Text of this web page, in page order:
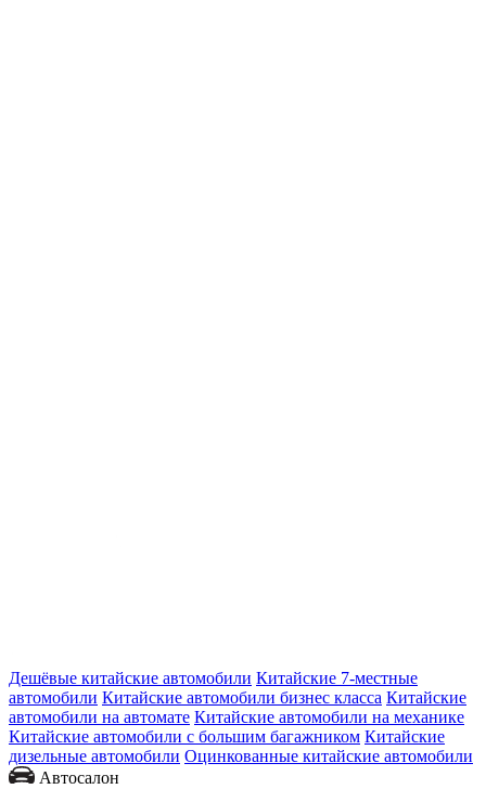
Дешёвые китайские автомобили Китайские 7-местные
автомобили Китайские автомобили бизнес класса Китайские
автомобили на автомате Китайские автомобили на механике
Китайские автомобили с большим багажником Китайские
дизельные автомобили Оцинкованные китайские автомобили
Автосалон